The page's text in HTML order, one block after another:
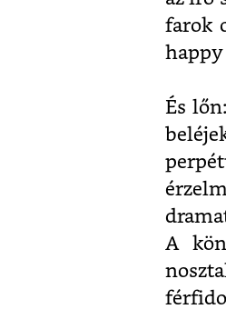
farok
És
A